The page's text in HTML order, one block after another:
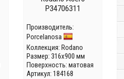
P34706311
Производитель:
Porcelanosa
Коллекция: Rodano
Размер: 316x900 мм
Поверхность: матовая
Артикул: 184168